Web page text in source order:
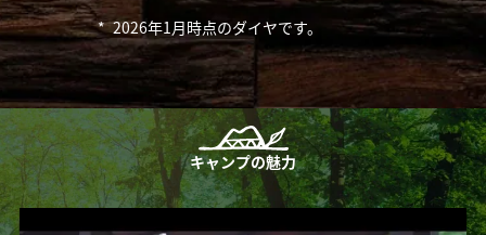
* 2026年1月時点のダイヤです。
キャンプの魅力